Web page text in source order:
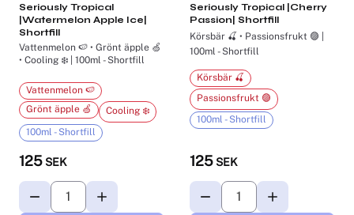
Seriously Tropical
|Watermelon Apple Ice|
Shortfill
Vattenmelon 🍉 • Grönt äpple 🍏
• Cooling ❄️ | 100ml - Shortfill
125 SEK
Vattenmelon 🍉
Grönt äpple 🍏
Cooling ❄️
100ml - Shortfill
Seriously Tropical |Cherry
Passion| Shortfill
Körsbär 🍒 • Passionsfrukt 🟣 |
100ml - Shortfill
125 SEK
Körsbär 🍒
Passionsfrukt 🟣
100ml - Shortfill